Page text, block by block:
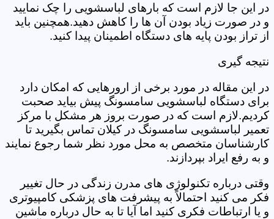
در این جا لازم است که بارهای لباسشویی را چک نمایید
و در صورت زیاد بودن آن ها را کاهش دهید.همچنین باید
از تراز بودن پایه های دستگاه اطمینان پیدا کنید.
نتیجه گیری
در این مقاله در مورد برخی از ارورهایی که امکان دارد
برای دستگاه لباسشویی سامسونگ پیش بیاید صحبت
کردیم.لازم است که در صورت بروز هر مشکل با مرکز
تعمیر لباسشویی سامسونگ در کیلان تماس بگیرید تا
کارشناسان متخصص به محل مورد نظر شما رجوع نمایند
و به رفع ایراد بپردازند.
وقتی درباره تکنولوژی های مدرن زندگی در حال تغییر
فکر می کنید احتمالاً به پیشرفت های پزشکی کامپیوتری
و یا ارتباطات فکری کنید اما آیا تا به حال درباره ماشین